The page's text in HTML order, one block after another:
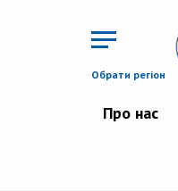
Обрати регіон
Про нас